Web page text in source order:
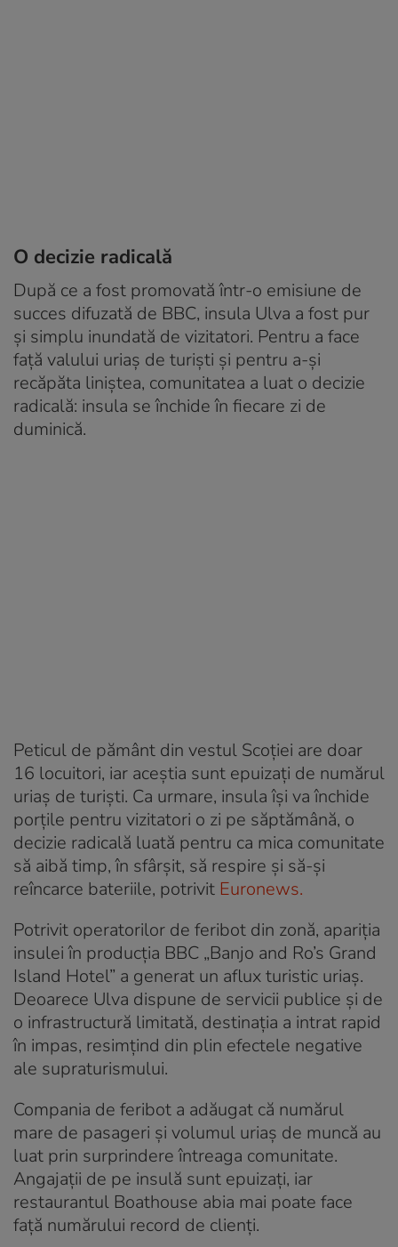
O decizie radicală
După ce a fost promovată într-o emisiune de
succes difuzată de BBC, insula Ulva a fost pur
și simplu inundată de vizitatori. Pentru a face
față valului uriaș de turiști și pentru a-și
recăpăta liniștea, comunitatea a luat o decizie
radicală: insula se închide în fiecare zi de
duminică.
Peticul de pământ din vestul Scoției are doar
16 locuitori, iar aceștia sunt epuizați de numărul
uriaș de turiști. Ca urmare, insula își va închide
porțile pentru vizitatori o zi pe săptămână, o
decizie radicală luată pentru ca mica comunitate
să aibă timp, în sfârșit, să respire și să-și
reîncarce bateriile, potrivit Euronews.
Potrivit operatorilor de feribot din zonă, apariția
insulei în producția BBC „Banjo and Ro’s Grand
Island Hotel” a generat un aflux turistic uriaș.
Deoarece Ulva dispune de servicii publice și de
o infrastructură limitată, destinația a intrat rapid
în impas, resimțind din plin efectele negative
ale supraturismului.
Compania de feribot a adăugat că numărul
mare de pasageri și volumul uriaș de muncă au
luat prin surprindere întreaga comunitate.
Angajații de pe insulă sunt epuizați, iar
restaurantul Boathouse abia mai poate face
față numărului record de clienți.